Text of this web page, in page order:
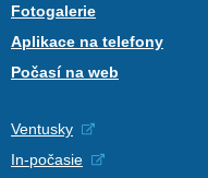
Fotogalerie
Aplikace na telefony
Počasí na web
Ventusky
In-počasie